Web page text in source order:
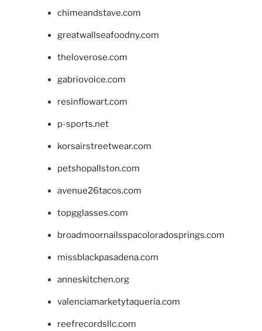
chimeandstave.com
greatwallseafoodny.com
theloverose.com
gabriovoice.com
resinflowart.com
p-sports.net
korsairstreetwear.com
petshopallston.com
avenue26tacos.com
topgglasses.com
broadmoornailsspacoloradosprings.com
missblackpasadena.com
anneskitchen.org
valenciamarketytaqueria.com
reefrecordsllc.com